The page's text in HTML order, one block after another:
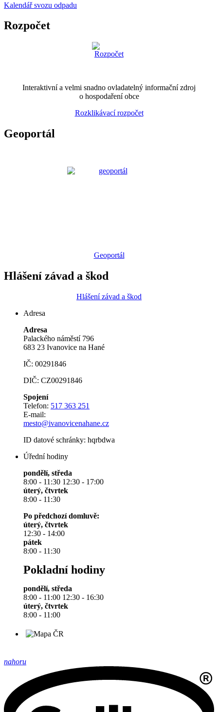
Kalendář svozu odpadu
Rozpočet
Interaktivní a velmi snadno ovladatelný informační zdroj
o hospodaření obce
Rozklikávací rozpočet
Geoportál
Geoportál
Hlášení závad a škod
Hlášení závad a škod
Adresa
Adresa
Palackého náměstí 796
683 23 Ivanovice na Hané
IČ: 00291846
DIČ: CZ00291846
Spojení
Telefon: 517 363 251
E-mail:
mesto@ivanovicenahane.cz
ID datové schránky: hqrbdwa
Úřední hodiny
pondělí, středa
8:00 - 11:30 12:30 - 17:00
úterý, čtvrtek
8:00 - 11:30
Po předchozí domluvě:
úterý, čtvrtek
12:30 - 14:00
pátek
8:00 - 11:30
Pokladní hodiny
pondělí, středa
8:00 - 11:00 12:30 - 16:30
úterý, čtvrtek
8:00 - 11:00
nahoru